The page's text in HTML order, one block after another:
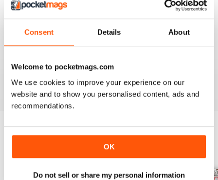
Consent Details About
Welcome to pocketmags.com
We use cookies to improve your experience on our
website and to show you personalised content, ads and
recommendations.
OK
Do not sell or share my personal information
You & Your Wedding
really is an invaluable resource for
everything under control,
You & Your Wedding
magazine is
everything you need to put your inspiration into action.
Discover it all in your monthly issue of
magazine - download the latest magazine to your device
and enjoy immediately today!